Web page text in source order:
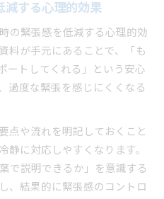
減する心理的効果
の緊張感を低減する心理的効
料が手元にあることで、「も
ートしてくれる」という安心
過度な緊張を感じにくくなる
点や流れを明記しておくこと
静に対応しやすくなります。
で説明できるか」を意識する
、結果的に緊張感のコントロ